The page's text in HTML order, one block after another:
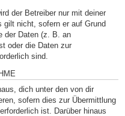
der Betreiber nur mit deiner
gilt nicht, sofern er auf Grund
der Daten (z. B. an
oder die Daten zur
sind.
dich unter den von dir
sofern dies zur Übermittlung
ist. Darüber hinaus